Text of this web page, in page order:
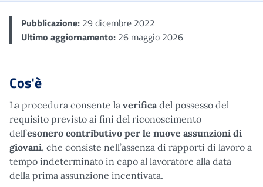
Pubblicazione: 29 dicembre 2022
Ultimo aggiornamento: 26 maggio 2026
Cos'è
La procedura consente la verifica del possesso del
requisito previsto ai fini del riconoscimento
dell’esonero contributivo per le nuove assunzioni di
giovani, che consiste nell’assenza di rapporti di lavoro a
tempo indeterminato in capo al lavoratore alla data
della prima assunzione incentivata.